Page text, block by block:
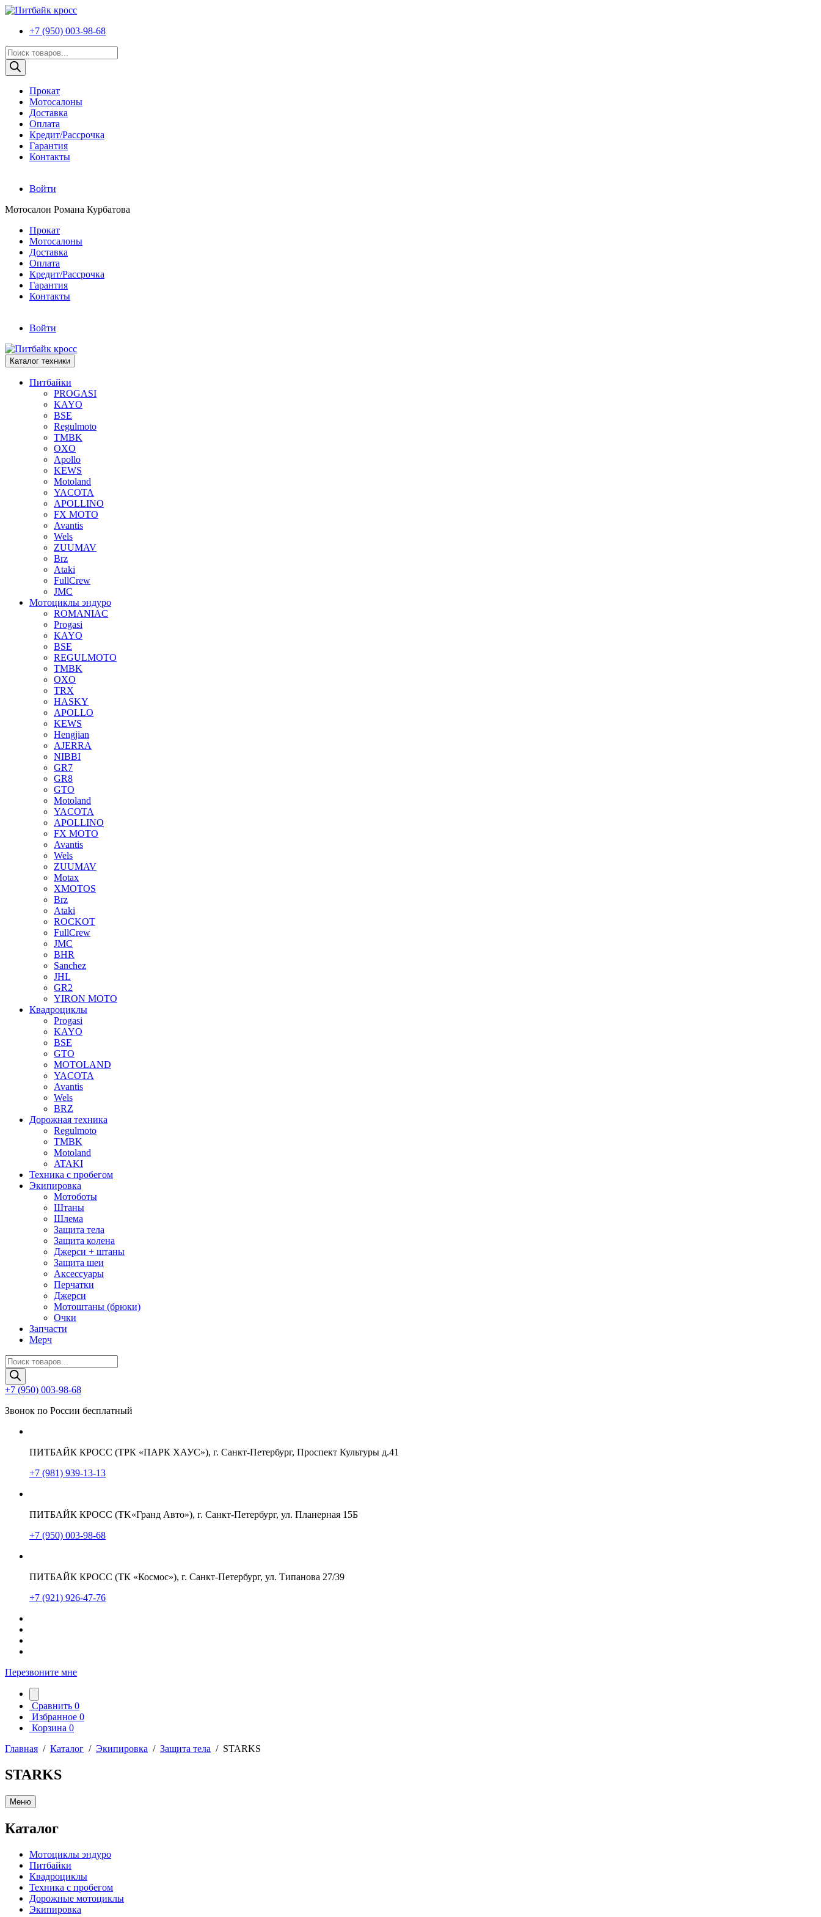
+7 (950) 003-98-68
Поиск
товаров
Прокат
Мотосалоны
Доставка
Оплата
Кредит/Рассрочка
Гарантия
Контакты
Войти
Мотосалон Романа Курбатова
Прокат
Мотосалоны
Доставка
Оплата
Кредит/Рассрочка
Гарантия
Контакты
Войти
Каталог техники
Питбайки
PROGASI
KAYO
BSE
Regulmoto
TMBK
OXO
Apollo
KEWS
Motoland
YACOTA
APOLLINO
FX MOTO
Avantis
Wels
ZUUMAV
Brz
Ataki
FullCrew
JMC
Мотоциклы эндуро
ROMANIAC
Progasi
KAYO
BSE
REGULMOTO
TMBK
OXO
TRX
HASKY
APOLLO
KEWS
Hengjian
AJERRA
NIBBI
GR7
GR8
GTO
Motoland
YACOTA
APOLLINO
FX MOTO
Avantis
Wels
ZUUMAV
Motax
XMOTOS
Brz
Ataki
ROCKOT
FullCrew
JMC
BHR
Sanchez
JHL
GR2
YIRON MOTO
Квадроциклы
Progasi
KAYO
BSE
GTO
MOTOLAND
YACOTA
Avantis
Wels
BRZ
Дорожная техника
Regulmoto
TMBK
Motoland
ATAKI
Техника с пробегом
Экипировка
Мотоботы
Штаны
Шлема
Защита тела
Защита колена
Джерси + штаны
Защита шеи
Аксессуары
Перчатки
Джерси
Мотоштаны (брюки)
Очки
Запчасти
Мерч
Поиск
товаров
+7 (950) 003-98-68
Звонок по России бесплатный
ПИТБАЙК КРОСС (ТРК «ПАРК ХАУС»), г. Санкт-Петербург, Проспект Культуры д.41
+7 (981) 939-13-13
ПИТБАЙК КРОСС (TK«Гранд Авто»), г. Санкт-Петербург, ул. Планерная 15Б
+7 (950) 003-98-68
ПИТБАЙК КРОСС (ТК «Космос»), г. Санкт-Петербург, ул. Типанова 27/39
+7 (921) 926-47-76
Перезвоните мне
Сравнить 0
Избранное 0
Корзина 0
Главная / Каталог / Экипировка / Защита тела / STARKS
STARKS
Меню
Каталог
Мотоциклы эндуро
Питбайки
Квадроциклы
Техника с пробегом
Дорожные мотоциклы
Экипировка